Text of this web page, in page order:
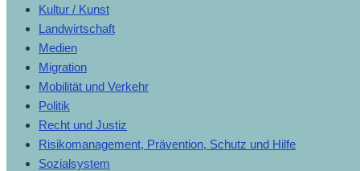
Kultur / Kunst
Landwirtschaft
Medien
Migration
Mobilität und Verkehr
Politik
Recht und Justiz
Risikomanagement, Prävention, Schutz und Hilfe
Sozialsystem